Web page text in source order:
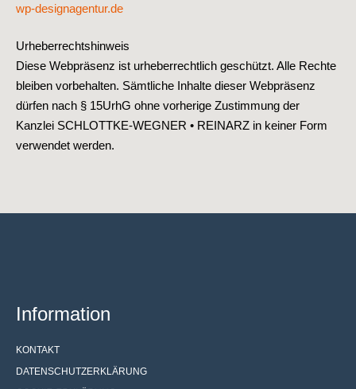
wp-designagentur.de
Urheberrechtshinweis
Diese Webpräsenz ist urheberrechtlich geschützt. Alle Rechte
bleiben vorbehalten. Sämtliche Inhalte dieser Webpräsenz
dürfen nach § 15UrhG ohne vorherige Zustimmung der
Kanzlei SCHLOTTKE-WEGNER • REINARZ in keiner Form
verwendet werden.
Information
KONTAKT
DATENSCHUTZERKLÄRUNG